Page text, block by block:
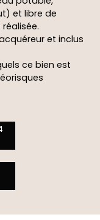
et libre de
et inclus
ce bien est